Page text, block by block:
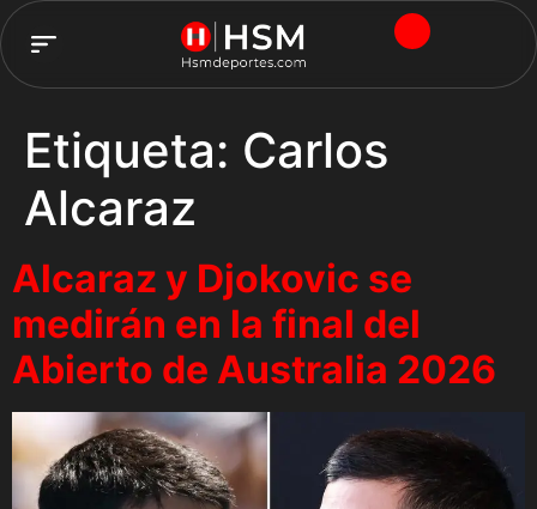
Etiqueta: Carlos
Alcaraz
Alcaraz y Djokovic se
medirán en la final del
Abierto de Australia 2026